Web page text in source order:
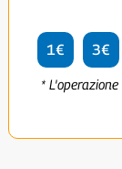
1€ 3€
*